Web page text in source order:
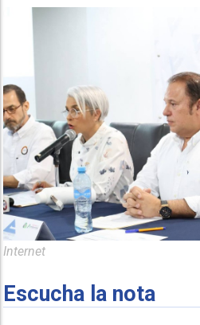
Internet
Escucha la nota